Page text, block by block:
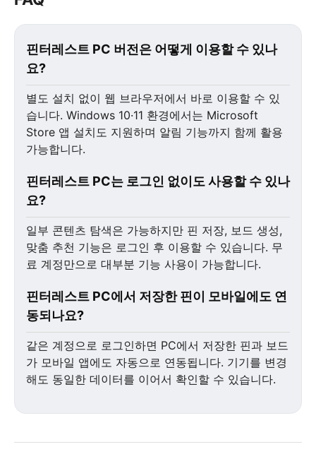
핀터레스트 PC 버전은 어떻게 이용할 수 있나
요?
별도 설치 없이 웹 브라우저에서 바로 이용할 수 있
습니다. Windows 10·11 환경에서는 Microsoft
Store 앱 설치도 지원하며 알림 기능까지 함께 활용
가능합니다.
핀터레스트 PC는 로그인 없이도 사용할 수 있나
요?
일부 콘텐츠 탐색은 가능하지만 핀 저장, 보드 생성,
맞춤 추천 기능은 로그인 후 이용할 수 있습니다. 무
료 계정만으로 대부분 기능 사용이 가능합니다.
핀터레스트 PC에서 저장한 핀이 모바일에도 연
동되나요?
같은 계정으로 로그인하면 PC에서 저장한 핀과 보드
가 모바일 앱에도 자동으로 연동됩니다. 기기를 변경
해도 동일한 데이터를 이어서 확인할 수 있습니다.